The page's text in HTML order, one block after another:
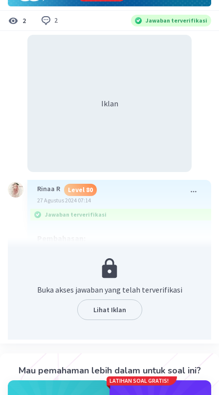
2 2 Jawaban terverifikasi
Iklan
Rinaa R Level 80
27 Agustus 2024 07:14
Jawaban terverifikasi
Anggita N Level 23
Buka akses jawaban yang telah terverifikasi
Lihat Iklan
Mau pemahaman lebih dalam untuk soal ini?
LATIHAN SOAL GRATIS!